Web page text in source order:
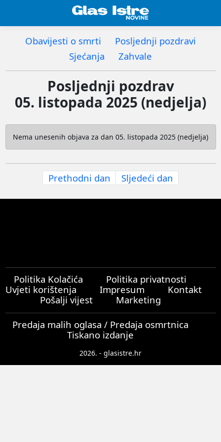
Obavijesti o smrti
Posljednji pozdravi
Sjećanja
Zahvale
Posljednji pozdrav
05. listopada 2025 (nedjelja)
Nema unesenih objava za dan 05. listopada 2025 (nedjelja)
Prethodni dan Sljedeći dan
Politika Kolačića
Politika privatnosti
Uvjeti korištenja
Impresum
Kontakt
Pošalji vijest
Marketing
Predaja malih oglasa / Predaja osmrtnica
Tiskano izdanje
2026. - glasistre.hr